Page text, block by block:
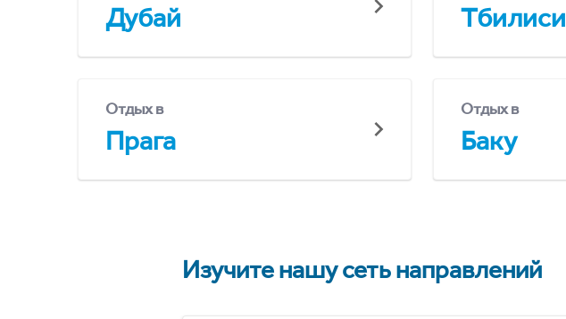
Дубай Тбилиси
Отдых в
Прага
Отдых в
Баку
Изучите нашу сеть направлений